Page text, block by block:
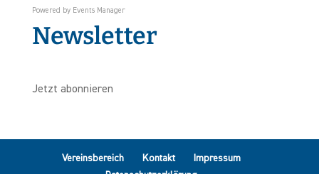
Powered by Events Manager
Newsletter
Jetzt abonnieren
Vereinsbereich Kontakt
Impressum